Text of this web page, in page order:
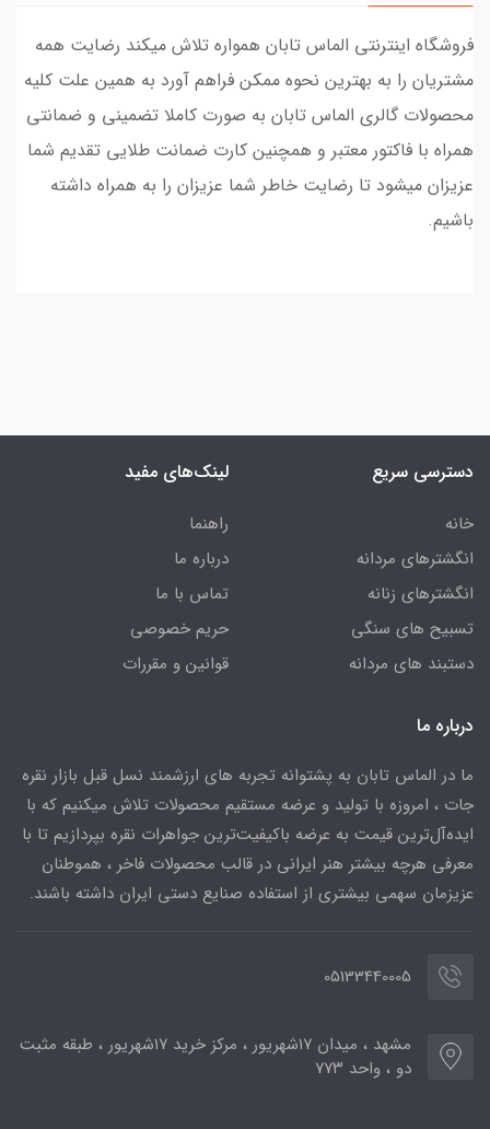
فروشگاه اینترنتی الماس تابان همواره تلاش میکند رضایت همه
مشتریان را به بهترین نحوه ممکن فراهم آورد به همین علت کلیه
محصولات گالری الماس تابان به صورت کاملا تضمینی و ضمانتی
همراه با فاکتور معتبر و همچنین کارت ضمانت طلایی تقدیم شما
عزیزان میشود تا رضایت خاطر شما عزیزان را به همراه داشته
باشیم.
دسترسی سریع
خانه
انگشترهای مردانه
انگشترهای زنانه
تسبیح های سنگی
دستبند های مردانه
لینک‌های مفید
راهنما
درباره ما
تماس با ما
حریم خصوصی
قوانین و مقررات
درباره ما
ما در الماس تابان به پشتوانه تجربه های ارزشمند نسل قبل بازار نقره
جات ، امروزه با تولید و عرضه مستقیم محصولات تلاش میکنیم که با
ایده‌آل‌ترین قیمت به عرضه باکیفیت‌ترین جواهرات نقره بپردازیم تا با
معرفی هرچه بیشتر هنر ایرانی در قالب محصولات فاخر ، هموطنان
عزیزمان سهمی بیشتری از استفاده صنایع دستی ایران داشته باشند.
05133440005
مشهد ، میدان ۱۷شهریور ، مرکز خرید ۱۷شهریور ، طبقه مثبت
دو ، واحد ۷۷۳